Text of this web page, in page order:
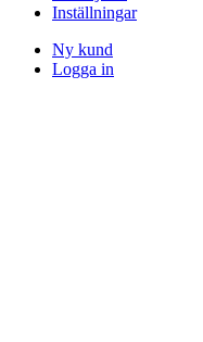
Inställningar
Ny kund
Logga in